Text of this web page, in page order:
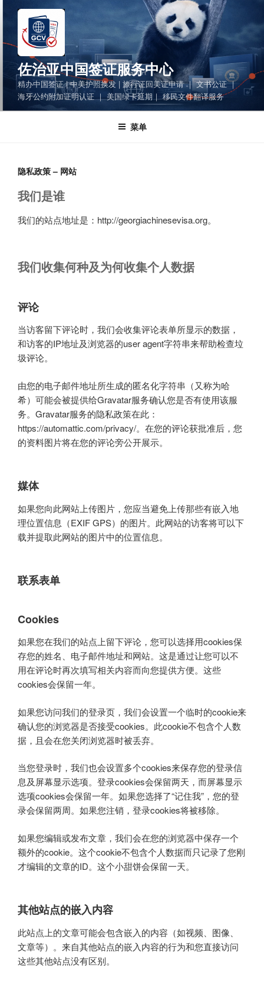
佐治亚中国签证服务中心
精办中国签证 | 中美护照换发 | 旅行证回美证申请 ｜ 文书公证 ｜
海牙公约附加证明认证 ｜ 美国绿卡延期｜ 移民文件翻译服务
菜单
隐私政策 – 网站
我们是谁
我们的站点地址是：http://georgiachinesevisa.org。
我们收集何种及为何收集个人数据
评论
当访客留下评论时，我们会收集评论表单所显示的数据，
和访客的IP地址及浏览器的user agent字符串来帮助检查垃
圾评论。
由您的电子邮件地址所生成的匿名化字符串（又称为哈
希）可能会被提供给Gravatar服务确认您是否有使用该服
务。Gravatar服务的隐私政策在此：
https://automattic.com/privacy/。在您的评论获批准后，您
的资料图片将在您的评论旁公开展示。
媒体
如果您向此网站上传图片，您应当避免上传那些有嵌入地
理位置信息（EXIF GPS）的图片。此网站的访客将可以下
载并提取此网站的图片中的位置信息。
联系表单
Cookies
如果您在我们的站点上留下评论，您可以选择用cookies保
存您的姓名、电子邮件地址和网站。这是通过让您可以不
用在评论时再次填写相关内容而向您提供方便。这些
cookies会保留一年。
如果您访问我们的登录页，我们会设置一个临时的cookie来
确认您的浏览器是否接受cookies。此cookie不包含个人数
据，且会在您关闭浏览器时被丢弃。
当您登录时，我们也会设置多个cookies来保存您的登录信
息及屏幕显示选项。登录cookies会保留两天，而屏幕显示
选项cookies会保留一年。如果您选择了“记住我”，您的登
录会保留两周。如果您注销，登录cookies将被移除。
如果您编辑或发布文章，我们会在您的浏览器中保存一个
额外的cookie。这个cookie不包含个人数据而只记录了您刚
才编辑的文章的ID。这个小甜饼会保留一天。
其他站点的嵌入内容
此站点上的文章可能会包含嵌入的内容（如视频、图像、
文章等）。来自其他站点的嵌入内容的行为和您直接访问
这些其他站点没有区别。